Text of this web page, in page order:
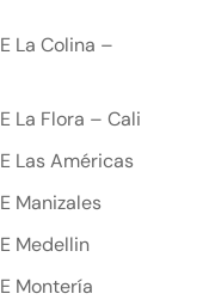
La Colina –
La Flora – Cali
Las Américas
Manizales
Medellin
Montería